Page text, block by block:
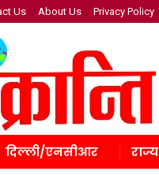
Us About Us Privacy Policy
दिल्ली/एनसीआर राज्य